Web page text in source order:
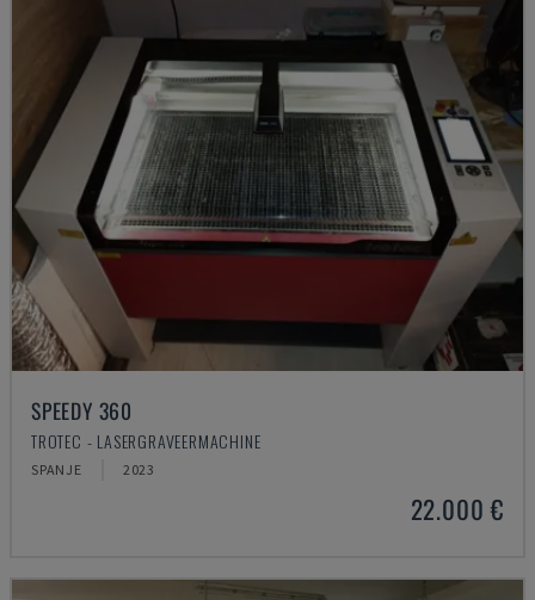
SPEEDY 360
TROTEC - LASERGRAVEERMACHINE
SPANJE 2023
22.000 €